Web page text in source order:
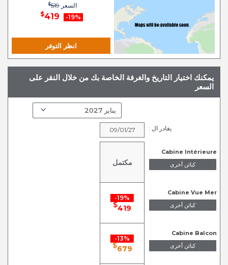
السعر519
$
19%-
$419
انظر التوفر
يمكنك اختيار التاريخ والغرفة الخاصة بك من خلال النقر على
السعر
يغادر ال :
Cabine Intérieure
كبائن أخرى
Cabine Vue Mer
كبائن أخرى
Cabine Balcon
كبائن أخرى
09/01/27
مكتمل
19%-
$419
13%-
$679